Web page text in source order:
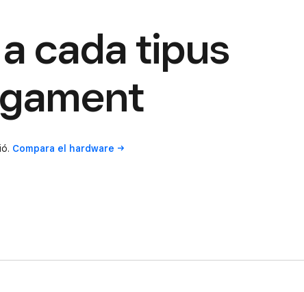
cada tipus
Compara el hardware